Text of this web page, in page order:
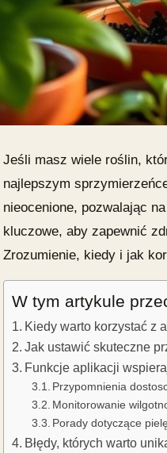
Jeśli masz wiele roślin,
najlepszym
nieocenione, pozwalając
kluczowe, aby zapewnić
Zrozumienie, kiedy i jak
W tym artykule
Kiedy warto korzystać z
Jak ustawić skuteczne
Funkcje aplikacji
Przypomnienia
Monitorowanie
Porady dotyczące
Błędy, których warto